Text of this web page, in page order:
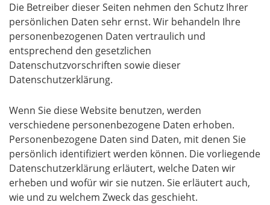
Die Betreiber dieser Seiten nehmen den Schutz Ihrer
persönlichen Daten sehr ernst. Wir behandeln Ihre
personenbezogenen Daten vertraulich und
entsprechend den gesetzlichen
Datenschutzvorschriften sowie dieser
Datenschutzerklärung.
Wenn Sie diese Website benutzen, werden
verschiedene personenbezogene Daten erhoben.
Personenbezogene Daten sind Daten, mit denen Sie
persönlich identifiziert werden können. Die vorliegende
Datenschutzerklärung erläutert, welche Daten wir
erheben und wofür wir sie nutzen. Sie erläutert auch,
wie und zu welchem Zweck das geschieht.